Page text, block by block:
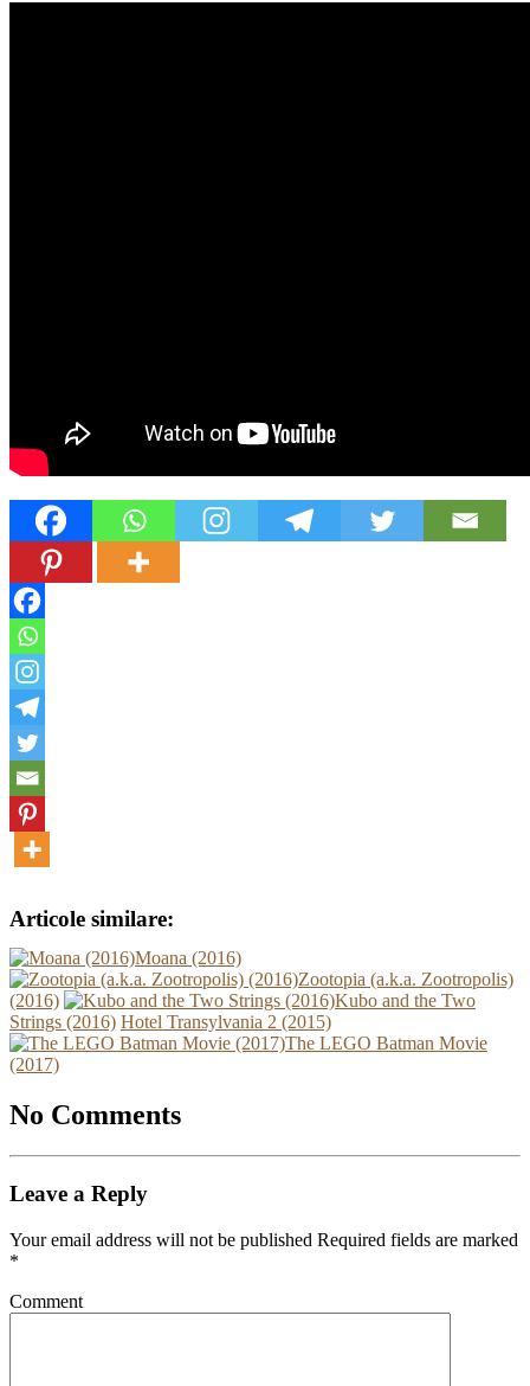
Articole similare:
Moana (2016)
Zootopia (a.k.a. Zootropolis)
(2016)
Kubo and the Two
Strings (2016) Hotel Transylvania 2 (2015)
The LEGO Batman Movie
(2017)
No Comments
Leave a Reply
Your email address will not be published Required fields are marked
*
Comment